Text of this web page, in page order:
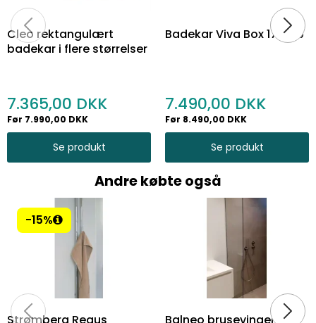
Cleo rektangulært
badekar i flere størrelser
7.365,00
Før 7.990,00 DKK
Se produkt
Badekar Viva Box 175x80
7.490,00
Før 8.490,00 DKK
Se produkt
Andre købte også
-15%